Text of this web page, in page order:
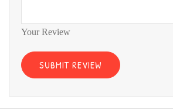
Your Review